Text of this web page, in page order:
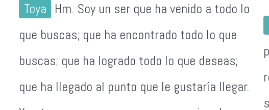
Toya Hm. Soy un ser que ha venido a todo lo
que buscas; que ha encontrado todo lo que
buscas; que ha logrado todo lo que deseas;
que ha llegado al punto que le gustaría llegar.